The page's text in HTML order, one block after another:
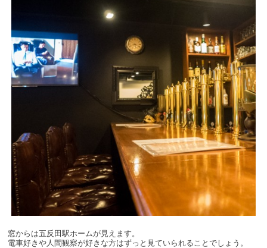
窓からは五反田駅ホームが見えます。
電車好きや人間観察が好きな方はずっと見ていられることでしょう。